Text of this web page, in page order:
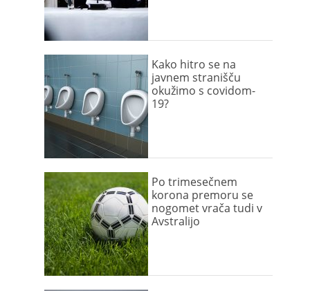
Kako hitro se na
javnem stranišču
okužimo s covidom-
19?
Po trimesečnem
korona premoru se
nogomet vrača tudi v
Avstralijo